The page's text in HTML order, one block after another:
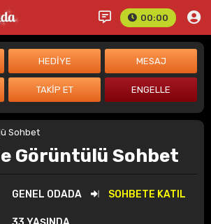
00:00
Görüntülü Sohbet
GENEL ODADA SOHBETE KATIL